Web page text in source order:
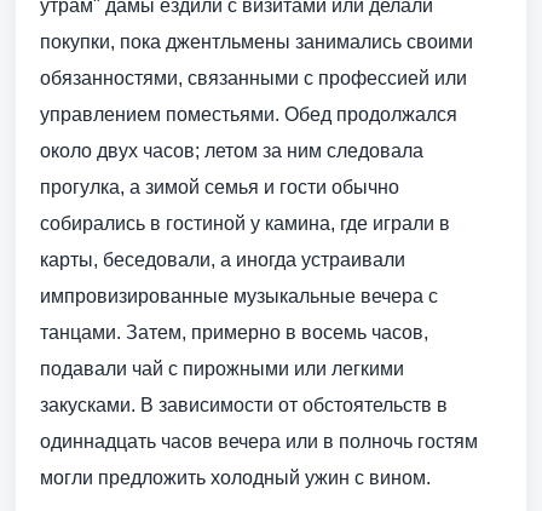
утрам" дамы ездили с визитами или делали
покупки, пока джентльмены занимались своими
обязанностями, связанными с профессией или
управлением поместьями. Обед продолжался
около двух часов; летом за ним следовала
прогулка, а зимой семья и гости обычно
собирались в гостиной у камина, где играли в
карты, беседовали, а иногда устраивали
импровизированные музыкальные вечера с
танцами. Затем, примерно в восемь часов,
подавали чай с пирожными или легкими
закусками. В зависимости от обстоятельств в
одиннадцать часов вечера или в полночь гостям
могли предложить холодный ужин с вином.